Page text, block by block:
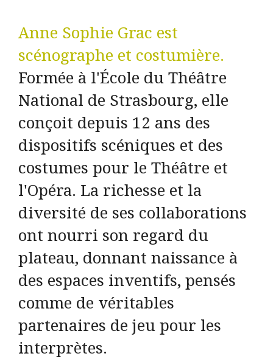
Anne Sophie Grac est
scénographe et costumière.
Formée à l'École du Théâtre
National de Strasbourg, elle
conçoit depuis 12 ans des
dispositifs scéniques et des
costumes pour le Théâtre et
l'Opéra. La richesse et la
diversité de ses collaborations
ont nourri son regard du
plateau, donnant naissance à
des espaces inventifs, pensés
comme de véritables
partenaires de jeu pour les
interprètes.